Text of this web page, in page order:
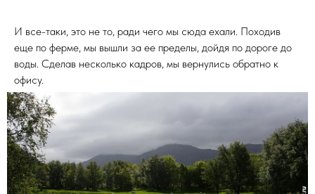
И все-таки, это не то, ради чего мы сюда ехали. Походив
еще по ферме, мы вышли за ее пределы, дойдя по дороге до
воды. Сделав несколько кадров, мы вернулись обратно к
офису.